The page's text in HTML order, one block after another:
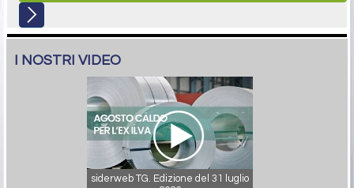
I NOSTRI VIDEO
siderweb TG. Edizione del 31 luglio